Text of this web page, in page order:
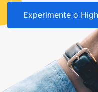
Experimente o